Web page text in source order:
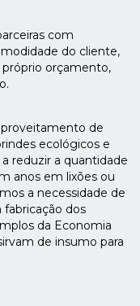
com
do cliente,
orçamento,
de
ecológicos e
reduzir a quantidade
anos em lixões ou
a necessidade de
fabricação dos
da Economia
de insumo para